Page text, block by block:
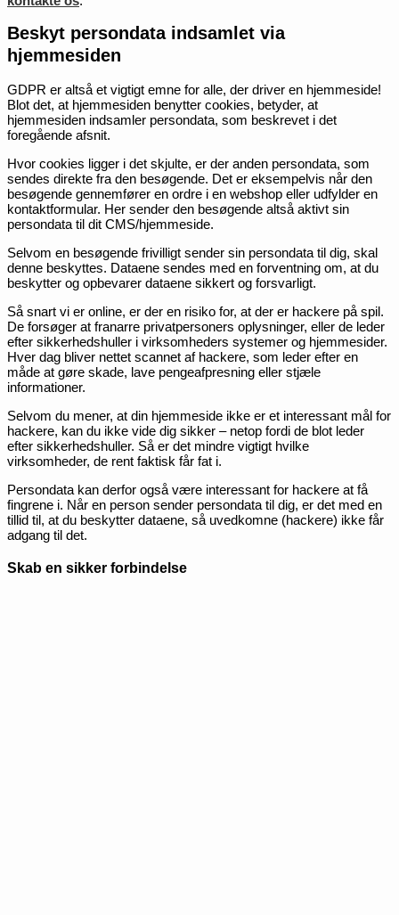
Beskyt persondata indsamlet via
hjemmesiden
GDPR er altså et vigtigt emne for alle, der driver en hjemmeside!
Blot det, at hjemmesiden benytter cookies, betyder, at
hjemmesiden indsamler persondata, som beskrevet i det
foregående afsnit.
Hvor cookies ligger i det skjulte, er der anden persondata, som
sendes direkte fra den besøgende. Det er eksempelvis når den
besøgende gennemfører en ordre i en webshop eller udfylder en
kontaktformular. Her sender den besøgende altså aktivt sin
persondata til dit CMS/hjemmeside.
Selvom en besøgende frivilligt sender sin persondata til dig, skal
denne beskyttes. Dataene sendes med en forventning om, at du
beskytter og opbevarer dataene sikkert og forsvarligt.
Så snart vi er online, er der en risiko for, at der er hackere på spil.
De forsøger at franarre privatpersoners oplysninger, eller de leder
efter sikkerhedshuller i virksomheders systemer og hjemmesider.
Hver dag bliver nettet scannet af hackere, som leder efter en
måde at gøre skade, lave pengeafpresning eller stjæle
informationer.
Selvom du mener, at din hjemmeside ikke er et interessant mål for
hackere, kan du ikke vide dig sikker – netop fordi de blot leder
efter sikkerhedshuller. Så er det mindre vigtigt hvilke
virksomheder, de rent faktisk får fat i.
Persondata kan derfor også være interessant for hackere at få
fingrene i. Når en person sender persondata til dig, er det med en
tillid til, at du beskytter dataene, så uvedkomne (hackere) ikke får
adgang til det.
Skab en sikker forbindelse